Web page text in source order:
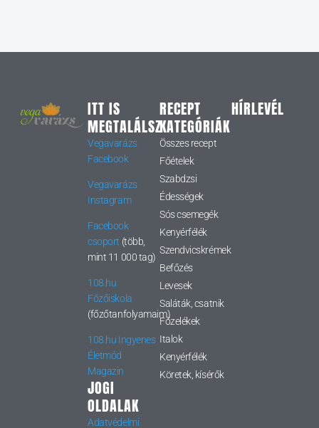
ITT IS
MEGTALÁLSZ
Vegavarázs
Facebook
Vegavarázs
Instagram
Facebook
csoport (több,
mint 11 000 tag)
108.hu
Főzőiskola
(főzőtanfolyamaim)
108.hu Ingyenes
Életmód
Magazin
JOGI
OLDALAK
Adatvédelmi
RECEPT
KATEGÓRIÁK
Összes recept
Főételek
Szabdzsi
Édességek
Sós csemegék
Kenyérfélék
Szendvicskrémek
Befőzés
Levesek
Saláták, csatnik
Főzelékek
Italok
Kenyérfélék
Köretek, kísérők
HÍRLEVÉL